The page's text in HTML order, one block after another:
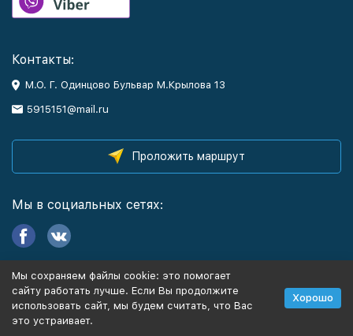
Контакты:
М.О. Г. Одинцово Бульвар М.Крылова 13
5915151@mail.ru
Проложить маршрут
Мы в социальных сетях:
Информация
Мы сохраняем файлы cookie: это помогает
сайту работать лучше. Если Вы продолжите
использовать сайт, мы будем считать, что Вас
это устраивает.
Хорошо